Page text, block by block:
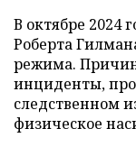
В октябре 2024
Роберта
режима.
инциденты,
следственном
физическое